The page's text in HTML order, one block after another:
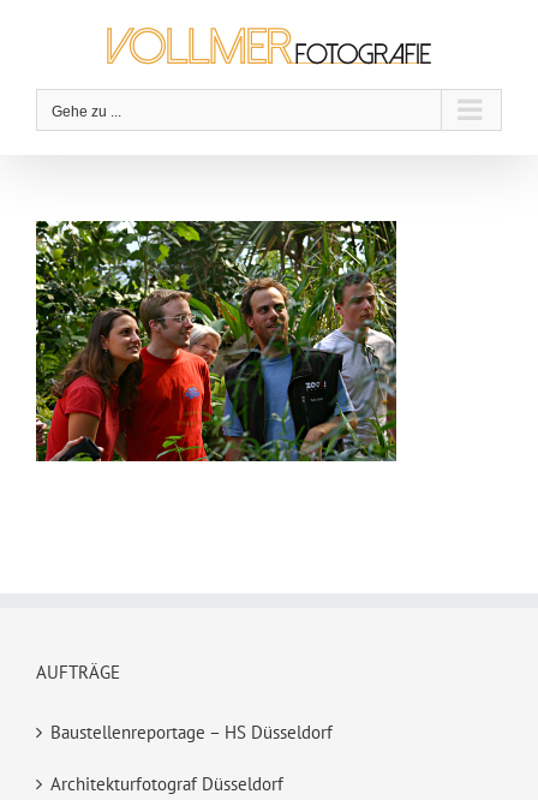
Gehe zu ...
AUFTRÄGE
Baustellenreportage – HS Düsseldorf
Architekturfotograf Düsseldorf